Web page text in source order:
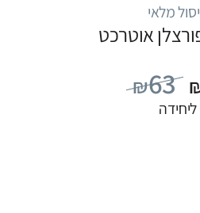
מלאי
אוטרכט
₪63
ליחידה